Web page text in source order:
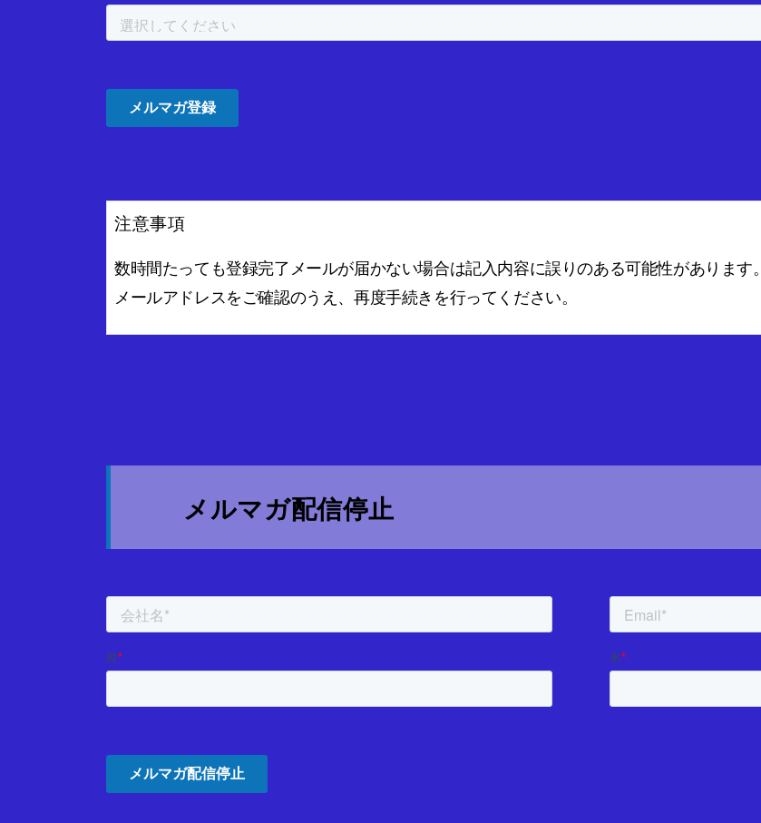
注意事項
数時間たっても登録完了メールが届かない場合は記入内容に誤りのある可能性があります。
メールアドレスをご確認のうえ、再度手続きを行ってください。
メルマガ配信停止